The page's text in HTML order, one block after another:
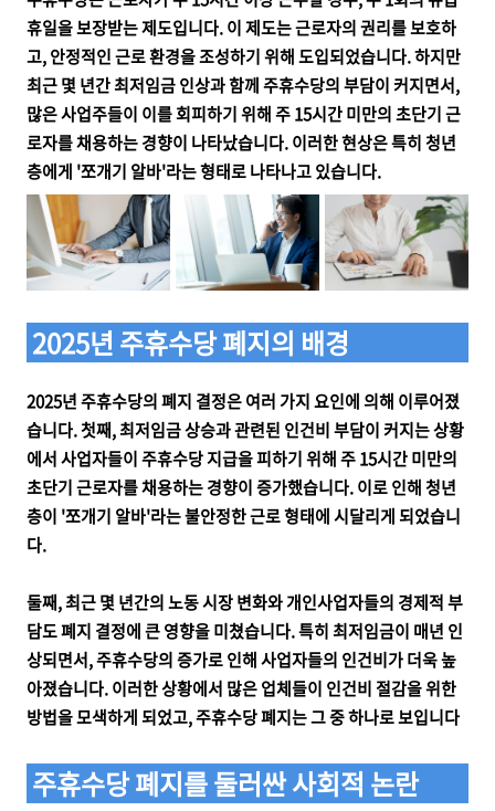
휴일을 보장받는 제도입니다. 이 제도는 근로자의 권리를 보호하
고, 안정적인 근로 환경을 조성하기 위해 도입되었습니다. 하지만
최근 몇 년간 최저임금 인상과 함께 주휴수당의 부담이 커지면서,
많은 사업주들이 이를 회피하기 위해 주 15시간 미만의 초단기 근
로자를 채용하는 경향이 나타났습니다. 이러한 현상은 특히 청년
층에게 '쪼개기 알바'라는 형태로 나타나고 있습니다.
2025년 주휴수당 폐지의 배경
2025년 주휴수당의 폐지 결정은 여러 가지 요인에 의해 이루어졌
습니다. 첫째, 최저임금 상승과 관련된 인건비 부담이 커지는 상황
에서 사업자들이 주휴수당 지급을 피하기 위해 주 15시간 미만의
초단기 근로자를 채용하는 경향이 증가했습니다. 이로 인해 청년
층이 '쪼개기 알바'라는 불안정한 근로 형태에 시달리게 되었습니
다.
둘째, 최근 몇 년간의 노동 시장 변화와 개인사업자들의 경제적 부
담도 폐지 결정에 큰 영향을 미쳤습니다. 특히 최저임금이 매년 인
상되면서, 주휴수당의 증가로 인해 사업자들의 인건비가 더욱 높
아졌습니다. 이러한 상황에서 많은 업체들이 인건비 절감을 위한
방법을 모색하게 되었고, 주휴수당 폐지는 그 중 하나로 보입니다
주휴수당 폐지를 둘러싼 사회적 논란